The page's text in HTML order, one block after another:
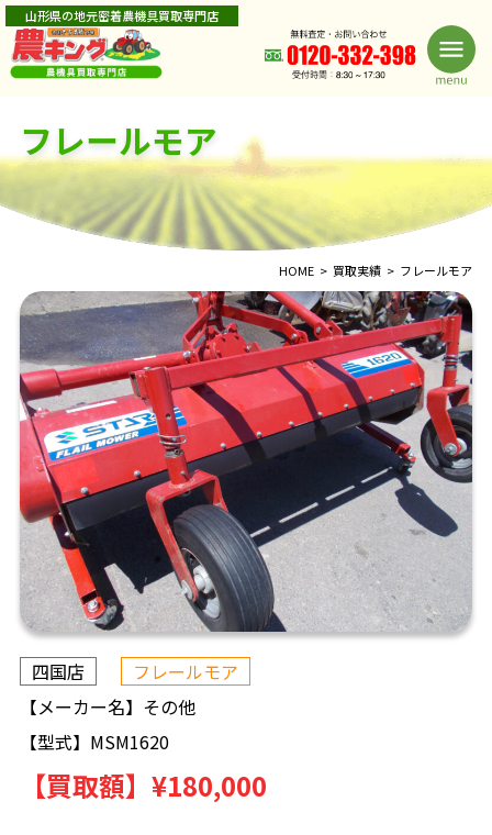
山形県の地元密着農機具買取専門店
フレールモア
HOME 買取実績 フレールモア
四国店
フレールモア
【メーカー名】 その他
【型式】 MSM1620
【買取額】 ¥180,000